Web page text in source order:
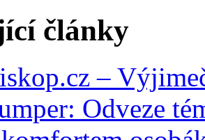
články